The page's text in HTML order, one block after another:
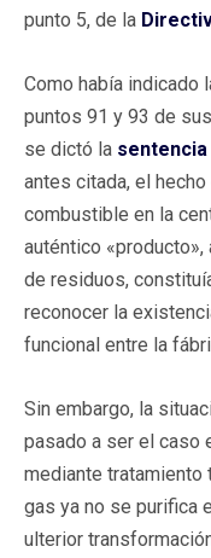
punto 5, de la
Como había indicado
puntos 91 y 93 de
se dictó la sentencia
antes citada, el
combustible en la
auténtico
de residuos,
reconocer la
funcional entre la
Sin embargo, la
pasado a ser el caso
mediante tratamiento
gas ya no se purifica
ulterior